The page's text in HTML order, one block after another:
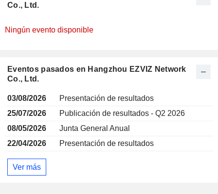
Co., Ltd.
Ningún evento disponible
Eventos pasados en Hangzhou EZVIZ Network
Co., Ltd.
03/08/2026
Presentación de resultados
25/07/2026
Publicación de resultados - Q2 2026
08/05/2026
Junta General Anual
22/04/2026
Presentación de resultados
Ver más